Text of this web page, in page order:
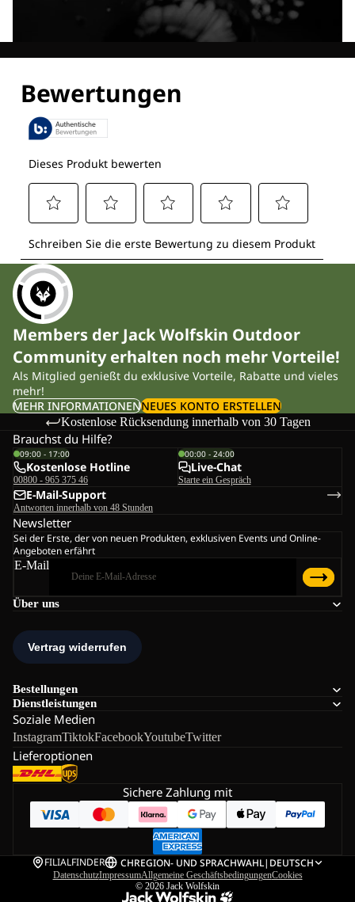
Members der Jack Wolfskin Outdoor
Community erhalten noch mehr Vorteile!
Als Mitglied genießt du exklusive Vorteile, Rabatte und vieles
mehr!
MEHR INFORMATIONENNEUES KONTO ERSTELLEN
Kostenlose Rücksendung innerhalb von 30 Tagen
Über uns
Bestellungen
Dienstleistungen
Soziale Medien
InstagramTiktokFacebookYoutubeTwitter
Lieferoptionen
Brauchst du Hilfe?
09:00 - 17:00
Kostenlose Hotline
00800 - 965 375 46
00:00 - 24:00
Live-Chat
Starte ein Gespräch
E-Mail-Support
Antworten innerhalb von 48 Stunden
Newsletter
Sei der Erste, der von neuen Produkten, exklusiven Events und Online-
Angeboten erfährt
E-Mail
Sichere Zahlung mit
FILIALFINDER CHREGION- UND SPRACHWAHL| DEUTSCH
DatenschutzImpressumAllgemeine GeschäftsbedingungenCookies
© 2026 Jack Wolfskin